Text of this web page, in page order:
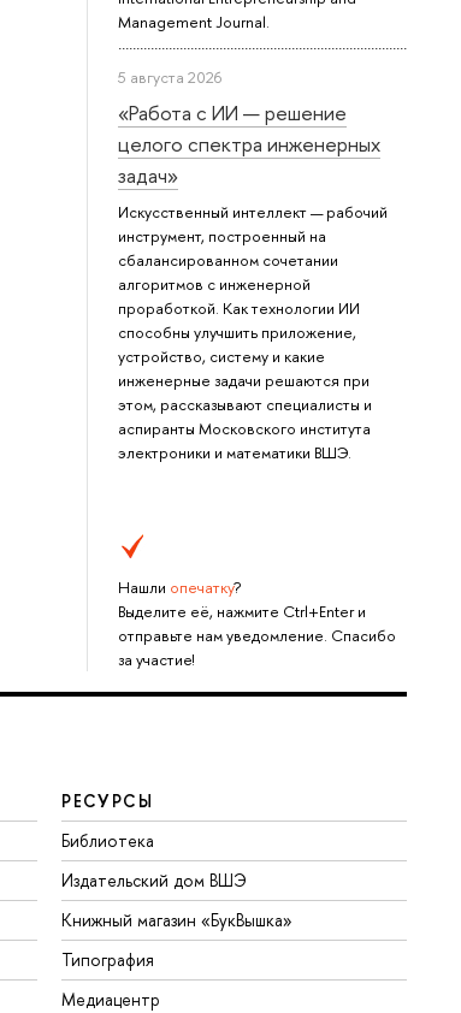
Management Journal.
5 августа 2026
«Работа с ИИ — решение
целого спектра инженерных
задач»
Искусственный интеллект — рабочий
инструмент, построенный на
сбалансированном сочетании
алгоритмов с инженерной
проработкой. Как технологии ИИ
способны улучшить приложение,
устройство, систему и какие
инженерные задачи решаются при
этом, рассказывают специалисты и
аспиранты Московского института
электроники и математики ВШЭ.
Нашли опечатку?
Выделите её, нажмите Ctrl+Enter и
отправьте нам уведомление. Спасибо
за участие!
РЕСУРСЫ
Библиотека
Издательский дом ВШЭ
Книжный магазин «БукВышка»
Типография
Медиацентр